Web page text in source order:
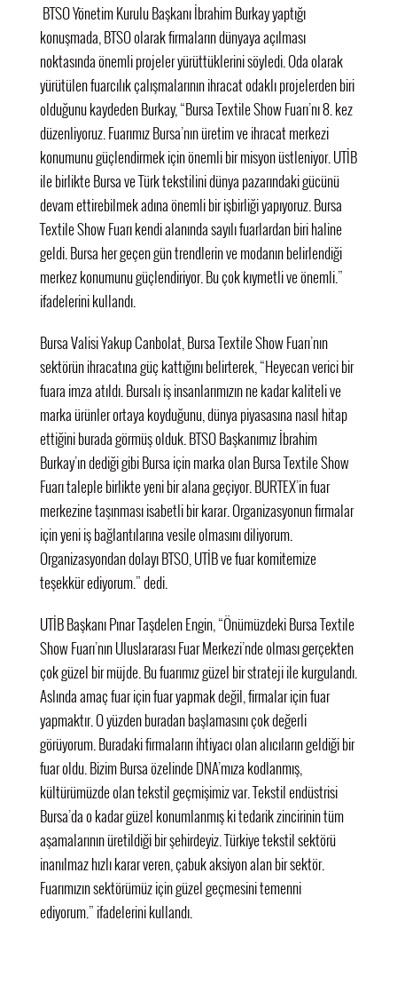
BTSO Yönetim Kurulu Başkanı İbrahim Burkay yaptığı
konuşmada, BTSO olarak firmaların dünyaya açılması
noktasında önemli projeler yürüttüklerini söyledi. Oda olarak
yürütülen fuarcılık çalışmalarının ihracat odaklı projelerden biri
olduğunu kaydeden Burkay, “Bursa Textile Show Fuarı’nı 8. kez
düzenliyoruz. Fuarımız Bursa’nın üretim ve ihracat merkezi
konumunu güçlendirmek için önemli bir misyon üstleniyor. UTİB
ile birlikte Bursa ve Türk tekstilini dünya pazarındaki gücünü
devam ettirebilmek adına önemli bir işbirliği yapıyoruz. Bursa
Textile Show Fuarı kendi alanında sayılı fuarlardan biri haline
geldi. Bursa her geçen gün trendlerin ve modanın belirlendiği
merkez konumunu güçlendiriyor. Bu çok kıymetli ve önemli.”
ifadelerini kullandı.
Bursa Valisi Yakup Canbolat, Bursa Textile Show Fuarı’nın
sektörün ihracatına güç kattığını belirterek, “Heyecan verici bir
fuara imza atıldı. Bursalı iş insanlarımızın ne kadar kaliteli ve
marka ürünler ortaya koyduğunu, dünya piyasasına nasıl hitap
ettiğini burada görmüş olduk. BTSO Başkanımız İbrahim
Burkay’ın dediği gibi Bursa için marka olan Bursa Textile Show
Fuarı taleple birlikte yeni bir alana geçiyor. BURTEX’in fuar
merkezine taşınması isabetli bir karar. Organizasyonun firmalar
için yeni iş bağlantılarına vesile olmasını diliyorum.
Organizasyondan dolayı BTSO, UTİB ve fuar komitemize
teşekkür ediyorum.” dedi.
UTİB Başkanı Pınar Taşdelen Engin, “Önümüzdeki Bursa Textile
Show Fuarı’nın Uluslararası Fuar Merkezi’nde olması gerçekten
çok güzel bir müjde. Bu fuarımız güzel bir strateji ile kurgulandı.
Aslında amaç fuar için fuar yapmak değil, firmalar için fuar
yapmaktır. O yüzden buradan başlamasını çok değerli
görüyorum. Buradaki firmaların ihtiyacı olan alıcıların geldiği bir
fuar oldu. Bizim Bursa özelinde DNA’mıza kodlanmış,
kültürümüzde olan tekstil geçmişimiz var. Tekstil endüstrisi
Bursa’da o kadar güzel konumlanmış ki tedarik zincirinin tüm
aşamalarının üretildiği bir şehirdeyiz. Türkiye tekstil sektörü
inanılmaz hızlı karar veren, çabuk aksiyon alan bir sektör.
Fuarımızın sektörümüz için güzel geçmesini temenni
ediyorum.” ifadelerini kullandı.